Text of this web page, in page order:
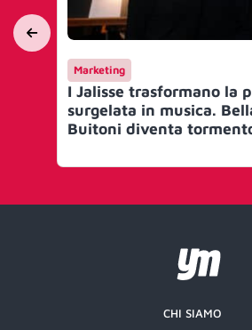
Marketing
I Jalisse trasformano la
surgelata in musica.
Buitoni diventa
CHI SIAMO